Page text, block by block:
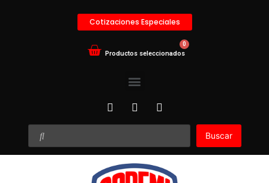
Cotizaciones Especiales
Buscar